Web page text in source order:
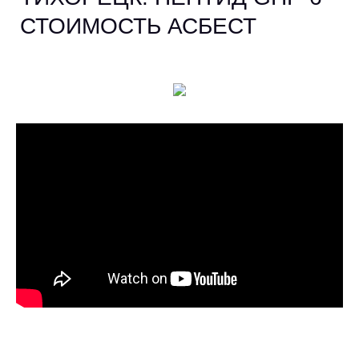
СТОИМОСТЬ АСБЕСТ